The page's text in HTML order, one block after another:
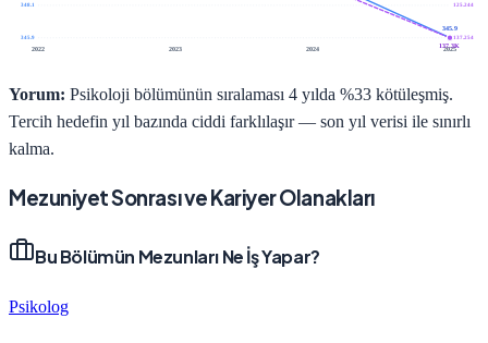
348.1 125.244
345.9
137.254
2022
2023 2024 2025
345.9
137.3K
Yorum: Psikoloji bölümünün sıralaması 4 yılda %33 kötüleşmiş.
Tercih hedefin yıl bazında ciddi farklılaşır — son yıl verisi ile sınırlı
kalma.
Mezuniyet Sonrası ve Kariyer Olanakları
Bu Bölümün Mezunları Ne İş Yapar?
Psikolog